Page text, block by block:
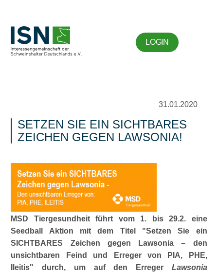
LOGIN
31.01.2020
SETZEN SIE EIN SICHTBARES
ZEICHEN GEGEN LAWSONIA!
MSD Tiergesundheit führt vom 1. bis 29.2. eine
Seedball Aktion mit dem Titel
Setzen Sie ein
SICHTBARES Zeichen gegen Lawsonia – den
unsichtbaren Feind und Erreger von PIA, PHE,
Ileitis
durch, um auf den Erreger Lawsonia